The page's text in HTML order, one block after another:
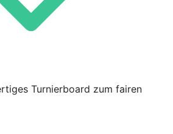
Turnierboard zum fairen